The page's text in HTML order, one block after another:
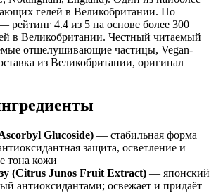
гелей в Великобритании. По
рейтинг 4.4 из 5 на основе более 300
в Великобритании. Честный читаемый
отшелушивающие частицы, Vegan-
из Великобритании, оригинал
Glucoside) — стабильная форма
защита, осветление и
тона кожи
(Citrus Junos Fruit Extract) — японский
антиоксидантами; освежает и придаёт